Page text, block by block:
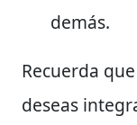
demás.
Recuerda
deseas